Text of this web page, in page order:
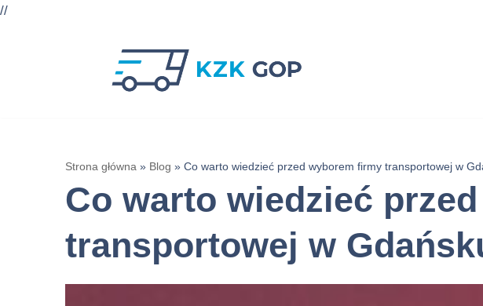
//
Strona główna » Blog » Co warto wiedzieć przed wyborem firmy transportowej w
Co warto wiedzieć
transportowej w